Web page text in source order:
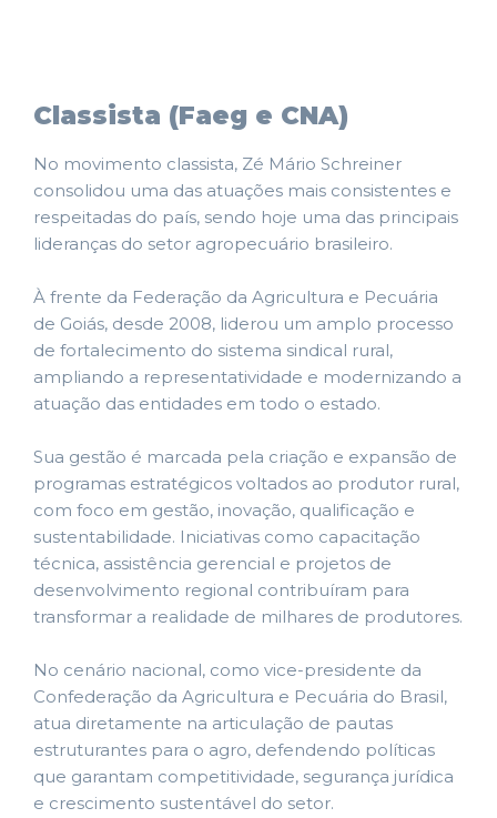
Classista (Faeg e CNA)
No movimento classista, Zé Mário Schreiner
consolidou uma das atuações mais consistentes e
respeitadas do país, sendo hoje uma das principais
lideranças do setor agropecuário brasileiro.
À frente da Federação da Agricultura e Pecuária
de Goiás, desde 2008, liderou um amplo processo
de fortalecimento do sistema sindical rural,
ampliando a representatividade e modernizando a
atuação das entidades em todo o estado.
Sua gestão é marcada pela criação e expansão de
programas estratégicos voltados ao produtor rural,
com foco em gestão, inovação, qualificação e
sustentabilidade. Iniciativas como capacitação
técnica, assistência gerencial e projetos de
desenvolvimento regional contribuíram para
transformar a realidade de milhares de produtores.
No cenário nacional, como vice-presidente da
Confederação da Agricultura e Pecuária do Brasil,
atua diretamente na articulação de pautas
estruturantes para o agro, defendendo políticas
que garantam competitividade, segurança jurídica
e crescimento sustentável do setor.